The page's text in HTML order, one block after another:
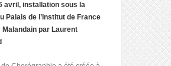
avril, installation sous la
Palais de l’Institut de France
Malandain par Laurent